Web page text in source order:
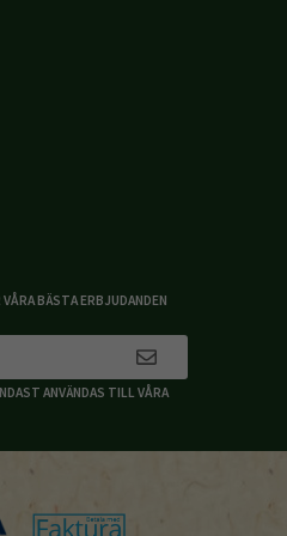
BÄSTA ERBJUDANDEN
ANVÄNDAS TILL VÅRA